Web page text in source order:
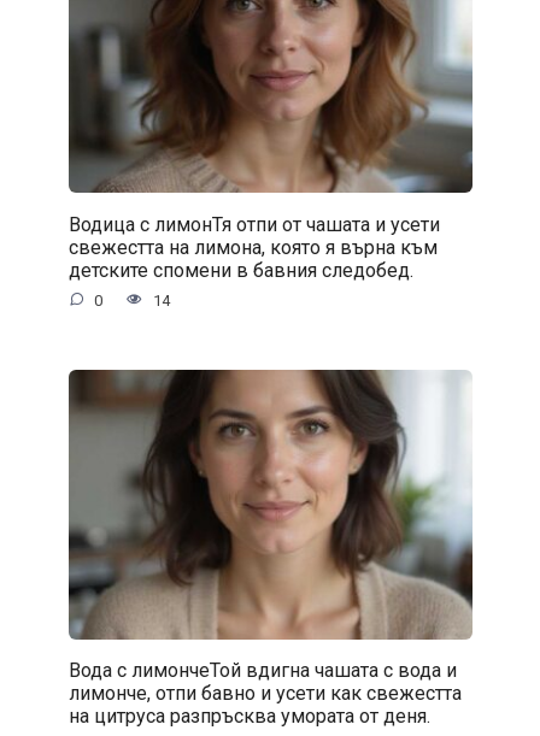
Водица с лимонТя отпи от чашата и усети
свежестта на лимона, която я върна към
детските спомени в бавния следобед.
0 14
Вода с лимончеТой вдигна чашата с вода и
лимонче, отпи бавно и усети как свежестта
на цитруса разпръсква умората от деня.